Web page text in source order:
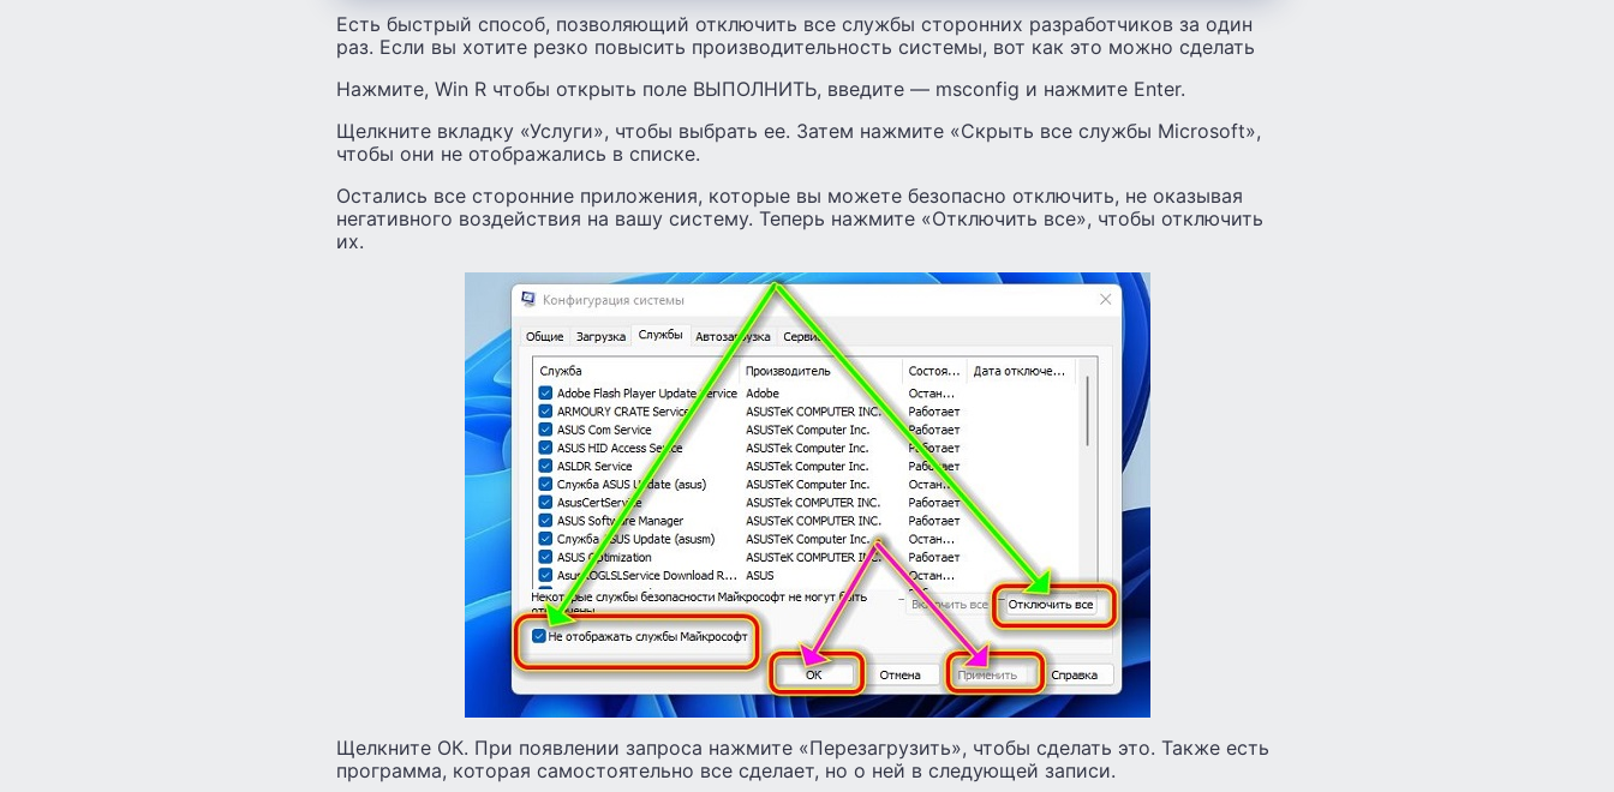
Есть быстрый способ, позволяющий отключить все службы сторонних разработчиков за один
раз. Если вы хотите резко повысить производительность системы, вот как это можно сделать
Нажмите, Win R чтобы открыть поле ВЫПОЛНИТЬ, введите — msconfig и нажмите Enter.
Щелкните вкладку «Услуги», чтобы выбрать ее. Затем нажмите «Скрыть все службы Microsoft»,
чтобы они не отображались в списке.
Остались все сторонние приложения, которые вы можете безопасно отключить, не оказывая
негативного воздействия на вашу систему. Теперь нажмите «Отключить все», чтобы отключить
их.
Щелкните ОК. При появлении запроса нажмите «Перезагрузить», чтобы сделать это. Также есть
программа, которая самостоятельно все сделает, но о ней в следующей записи.